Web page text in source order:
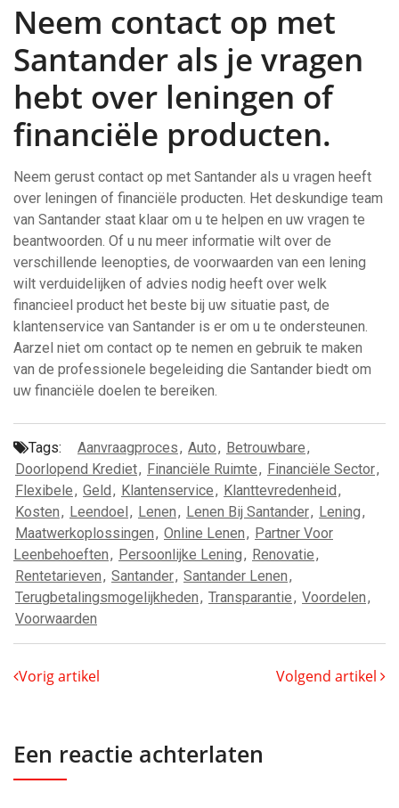
Neem contact op met
Santander als je vragen
hebt over leningen of
financiële producten.
Neem gerust contact op met Santander als u vragen heeft
over leningen of financiële producten. Het deskundige team
van Santander staat klaar om u te helpen en uw vragen te
beantwoorden. Of u nu meer informatie wilt over de
verschillende leenopties, de voorwaarden van een lening
wilt verduidelijken of advies nodig heeft over welk
financieel product het beste bij uw situatie past, de
klantenservice van Santander is er om u te ondersteunen.
Aarzel niet om contact op te nemen en gebruik te maken
van de professionele begeleiding die Santander biedt om
uw financiële doelen te bereiken.
Tags: Aanvraagproces, Auto, Betrouwbare,
Doorlopend Krediet, Financiële Ruimte, Financiële Sector,
Flexibele, Geld, Klantenservice, Klanttevredenheid,
Kosten, Leendoel, Lenen, Lenen Bij Santander, Lening,
Maatwerkoplossingen, Online Lenen, Partner Voor
Leenbehoeften, Persoonlijke Lening, Renovatie,
Rentetarieven, Santander, Santander Lenen,
Terugbetalingsmogelijkheden, Transparantie, Voordelen,
Voorwaarden
Vorig artikel Volgend artikel
Een reactie achterlaten